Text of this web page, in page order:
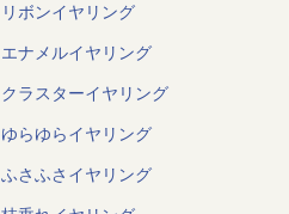
リボンイヤリング
エナメルイヤリング
クラスターイヤリング
ゆらゆらイヤリング
ふさふさイヤリング